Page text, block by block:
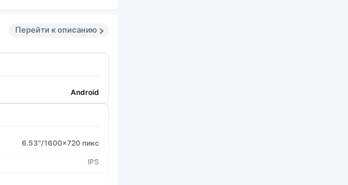
Перейти к описанию
Android
6.53"/1600x720 пикс
IPS